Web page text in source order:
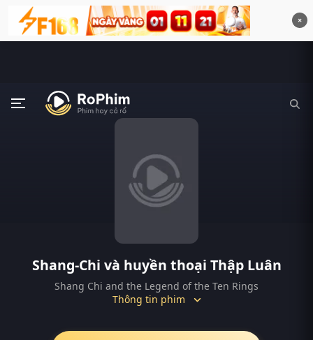
×
Shang-Chi và huyền thoại Thập Luân
Shang Chi and the Legend of the Ten Rings
Thông tin phim